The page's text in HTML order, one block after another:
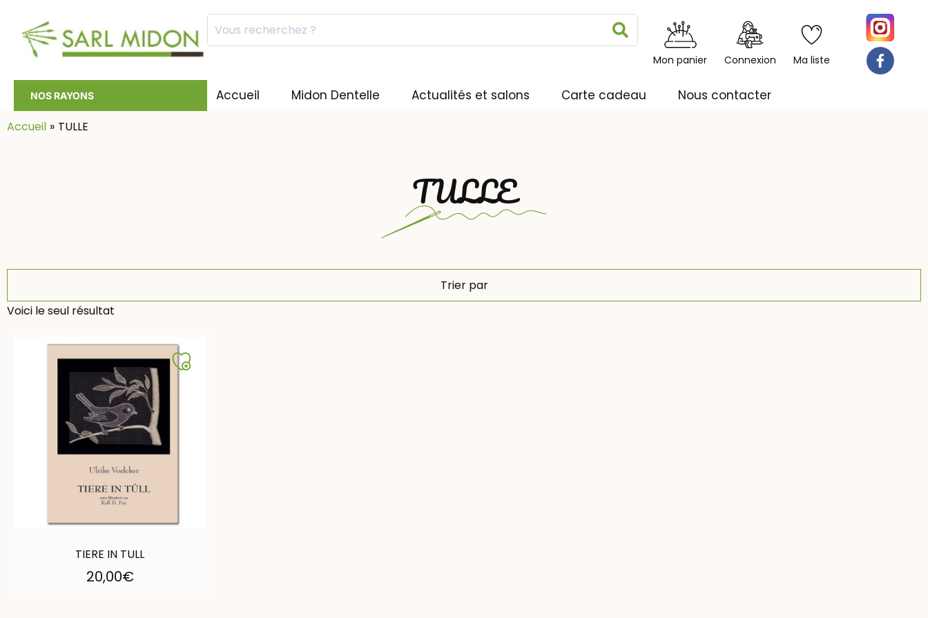
Mots
Rechercher
Mon panier Connexion Ma liste
NOS RAYONS Accueil Midon Dentelle Actualités et salons Carte cadeau Nous contacter
Accueil TULLE
TULLE
Trier par
Voici le seul résultat
TIERE IN TULL
20,00€